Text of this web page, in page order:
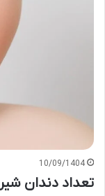
10/09/1404
تعداد دندان